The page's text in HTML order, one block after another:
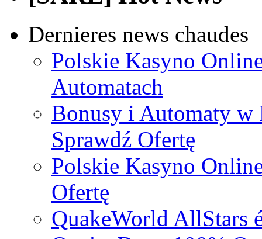
Dernieres news chaudes
Polskie Kasyno
Automatach
Bonusy i Automaty w
Sprawdź Ofertę
Polskie Kasyno
Ofertę
QuakeWorld AllStars